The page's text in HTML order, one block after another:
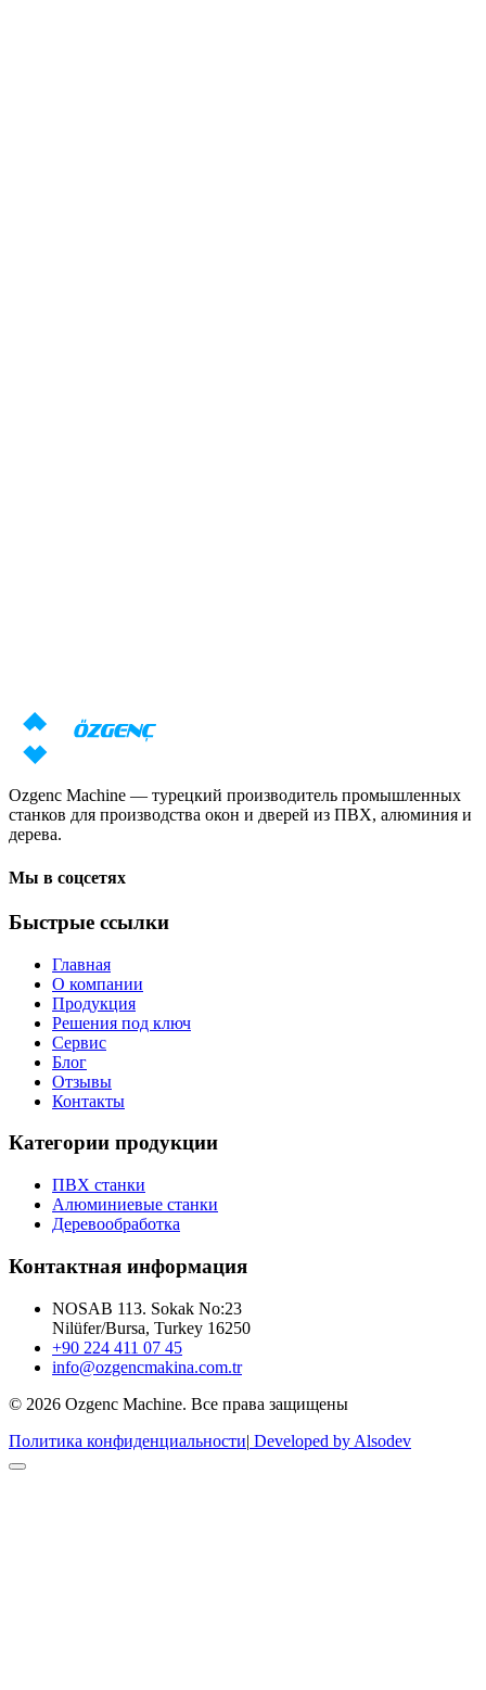
Запросить цену Скачать каталог
Ozgenc Machine — турецкий производитель промышленных
станков для производства окон и дверей из ПВХ, алюминия и
дерева.
Мы в соцсетях
Быстрые ссылки
Главная
О компании
Продукция
Решения под ключ
Сервис
Блог
Отзывы
Контакты
Категории продукции
ПВХ станки
Алюминиевые станки
Деревообработка
Контактная информация
NOSAB 113. Sokak No:23
Nilüfer/Bursa, Turkey 16250
+90 224 411 07 45
info@ozgencmakina.com.tr
© 2026 Ozgenc Machine. Все права защищены
Политика конфиденциальности| Developed by Alsodev